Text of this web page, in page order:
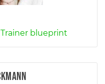
blueprint